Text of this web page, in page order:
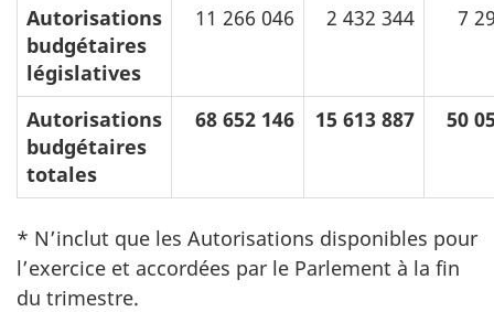
Autorisations
budgétaires
législatives
11 266 046 2 432 344 7
Autorisations
budgétaires
totales
68 652 146 15 613 887 50
* N’inclut que les Autorisations disponibles pour
l’exercice et accordées par le Parlement à la fin
du trimestre.